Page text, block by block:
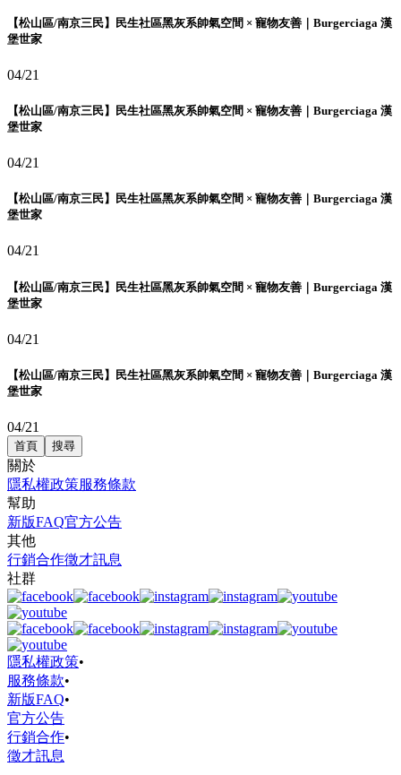
【松山區/南京三民】民生社區黑灰系帥氣空間 × 寵物友善｜Burgerciaga 漢
堡世家
04/21
【松山區/南京三民】民生社區黑灰系帥氣空間 × 寵物友善｜Burgerciaga 漢
堡世家
04/21
【松山區/南京三民】民生社區黑灰系帥氣空間 × 寵物友善｜Burgerciaga 漢
堡世家
04/21
【松山區/南京三民】民生社區黑灰系帥氣空間 × 寵物友善｜Burgerciaga 漢
堡世家
04/21
【松山區/南京三民】民生社區黑灰系帥氣空間 × 寵物友善｜Burgerciaga 漢
堡世家
04/21
首頁 搜尋
關於
隱私權政策服務條款
幫助
新版FAQ官方公告
其他
行銷合作徵才訊息
社群
隱私權政策•
服務條款•
新版FAQ•
官方公告
行銷合作•
徵才訊息